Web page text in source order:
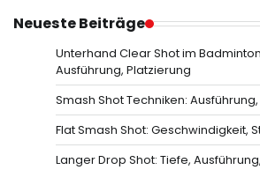
Neueste Beiträge
Unterhand Clear Shot im
Ausführung, Platzierung
Smash Shot Techniken:
Flat Smash Shot: Geschwindigkeit,
Langer Drop Shot: Tiefe,